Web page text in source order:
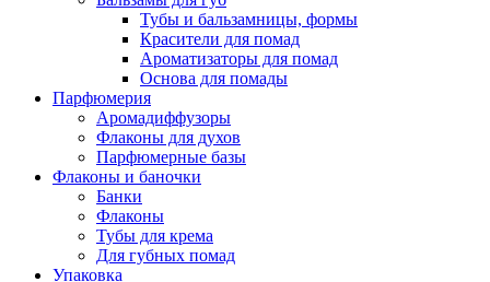
Тубы и бальзамницы, формы
Красители для помад
Ароматизаторы для помад
Основа для помады
Парфюмерия
Аромадиффузоры
Флаконы для духов
Парфюмерные базы
Флаконы и баночки
Банки
Флаконы
Тубы для крема
Для губных помад
Упаковка